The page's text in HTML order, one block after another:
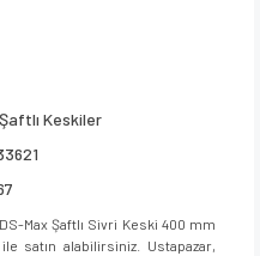
Keskiler
Max Şaftlı Sivri Keski 400 mm
satın alabilirsiniz. Ustapazar,